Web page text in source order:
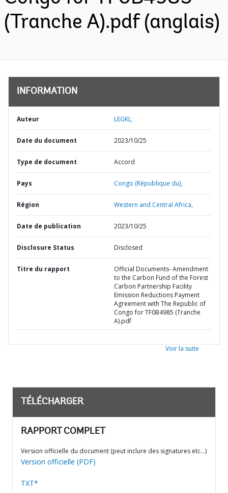
(Tranche A).pdf (anglais)
INFORMATION
Auteur LEGKL;
Date du document 2023/10/25
Type de document Accord
Pays Congo (République du),
Région Western and Central Africa,
Date de publication 2023/10/25
Disclosure Status Disclosed
Titre du rapport
Official Documents- Amendment
to the Carbon Fund of the Forest
Carbon Partnership Facility
Emission Reductions Payment
Agreement with The Republic of
Congo for TF0B4985 (Tranche
A).pdf
Voir la suite
TÉLÉCHARGER
RAPPORT COMPLET
Version officielle du document (peut inclure des signatures etc…)
Version officielle (PDF)
TXT*